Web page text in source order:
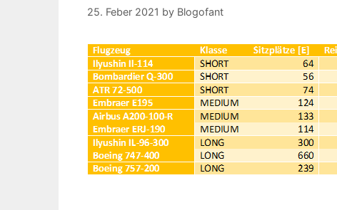
25. Feber 2021 by Blogofant